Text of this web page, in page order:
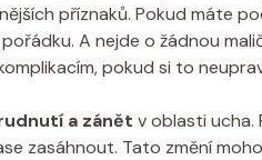
příznaků. Pokud máte
A nejde o žádnou
pokud si to
a zánět v oblasti ucha.
zasáhnout. Tato změní